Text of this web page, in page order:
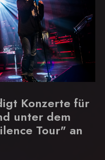
Konzerte für
unter dem
Tour" an